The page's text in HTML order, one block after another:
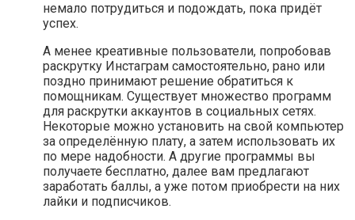
немало потрудиться и подождать, пока придёт
успех.
А менее креативные пользователи, попробовав
раскрутку Инстаграм самостоятельно, рано или
поздно принимают решение обратиться к
помощникам. Существует множество программ
для раскрутки аккаунтов в социальных сетях.
Некоторые можно установить на свой компьютер
за определённую плату, а затем использовать их
по мере надобности. А другие программы вы
получаете бесплатно, далее вам предлагают
заработать баллы, а уже потом приобрести на них
лайки и подписчиков.